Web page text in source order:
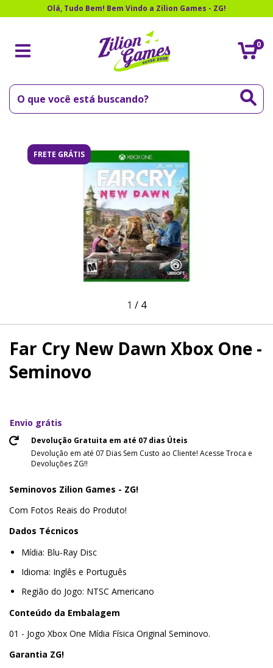
Olá, Tudo Bem! Bem Vindo a Zilion Games - ZG!
0
FRETE GRÁTIS
1 / 4
Far Cry New Dawn Xbox One -
Seminovo
Envio grátis
Devolução Gratuita em até 07 dias Úteis
Devolução em até 07 Dias Sem Custo ao Cliente! Acesse Troca e
Devoluções ZG!!
Seminovos Zilion Games - ZG!
Com Fotos Reais do Produto!
Dados Técnicos
Mídia: Blu-Ray Disc
Idioma: Inglês e Português
Região do Jogo: NTSC Americano
Conteúdo da Embalagem
01 - Jogo Xbox One Mídia Física Original Seminovo.
Garantia ZG!